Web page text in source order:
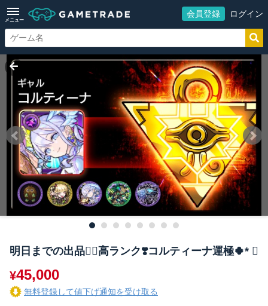
メニュー
会員登録 ログイン
明日までの出品🙇‍♀️高ランク❣️コルティーナ運極🍀* ゚
¥45,000
無料登録して値下げ通知を受け取る